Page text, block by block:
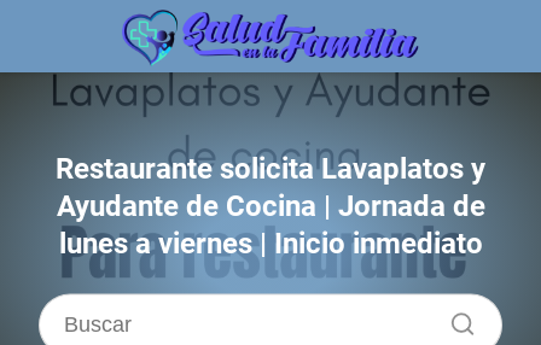
Restaurante solicita Lavaplatos y
Ayudante de Cocina | Jornada de
lunes a viernes | Inicio inmediato